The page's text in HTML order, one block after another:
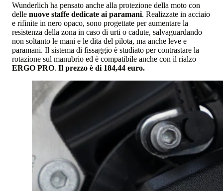
Wunderlich ha pensato anche alla protezione della moto con
delle nuove staffe dedicate ai paramani. Realizzate in acciaio
e rifinite in nero opaco, sono progettate per aumentare la
resistenza della zona in caso di urti o cadute, salvaguardando
non soltanto le mani e le dita del pilota, ma anche leve e
paramani. Il sistema di fissaggio è studiato per contrastare la
rotazione sul manubrio ed è compatibile anche con il rialzo
ERGO PRO. Il prezzo è di 184,44 euro.